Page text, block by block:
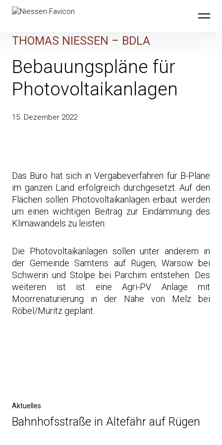
Skip
THOMAS NIESSEN – BDLA
Bebauungspläne für
Photovoltaikanlagen
15. Dezember 2022
Das Büro hat sich in Vergabeverfahren für B-Pläne
im ganzen Land erfolgreich durchgesetzt. Auf den
Flächen sollen Photovoltaikanlagen erbaut werden
um einen wichtigen Beitrag zur Eindämmung des
Klimawandels zu leisten.
Die Photovoltaikanlagen sollen unter anderem in
der Gemeinde Samtens auf Rügen, Warsow bei
Schwerin und Stolpe bei Parchim entstehen. Des
weiteren ist ist eine Agri-PV Anlage mit
Moorrenaturierung in der Nähe von Melz bei
Röbel/Müritz geplant.
navigation
Previous
Post
Aktuelles
Bahnhofsstraße in Altefähr auf Rügen